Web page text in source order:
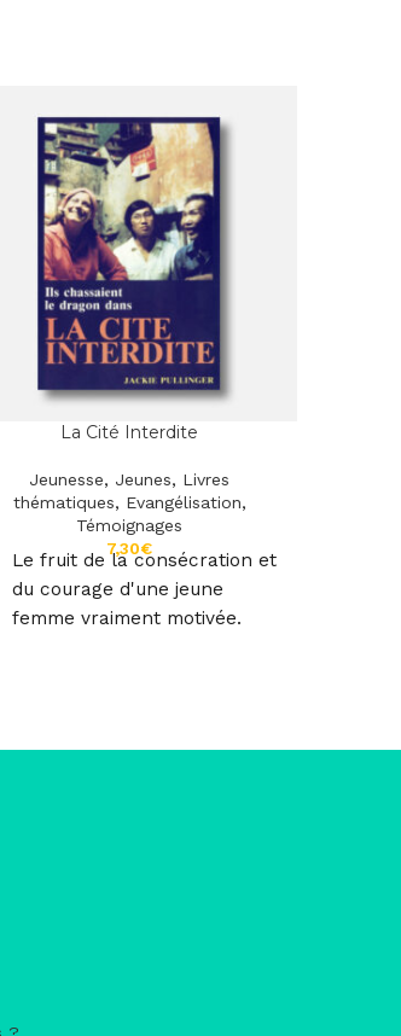
La Cité Interdite
Jeunesse, Jeunes, Livres
thématiques, Evangélisation,
Témoignages
€
Le fruit de la consécration et
du courage d'une jeune
femme vraiment motivée.
?